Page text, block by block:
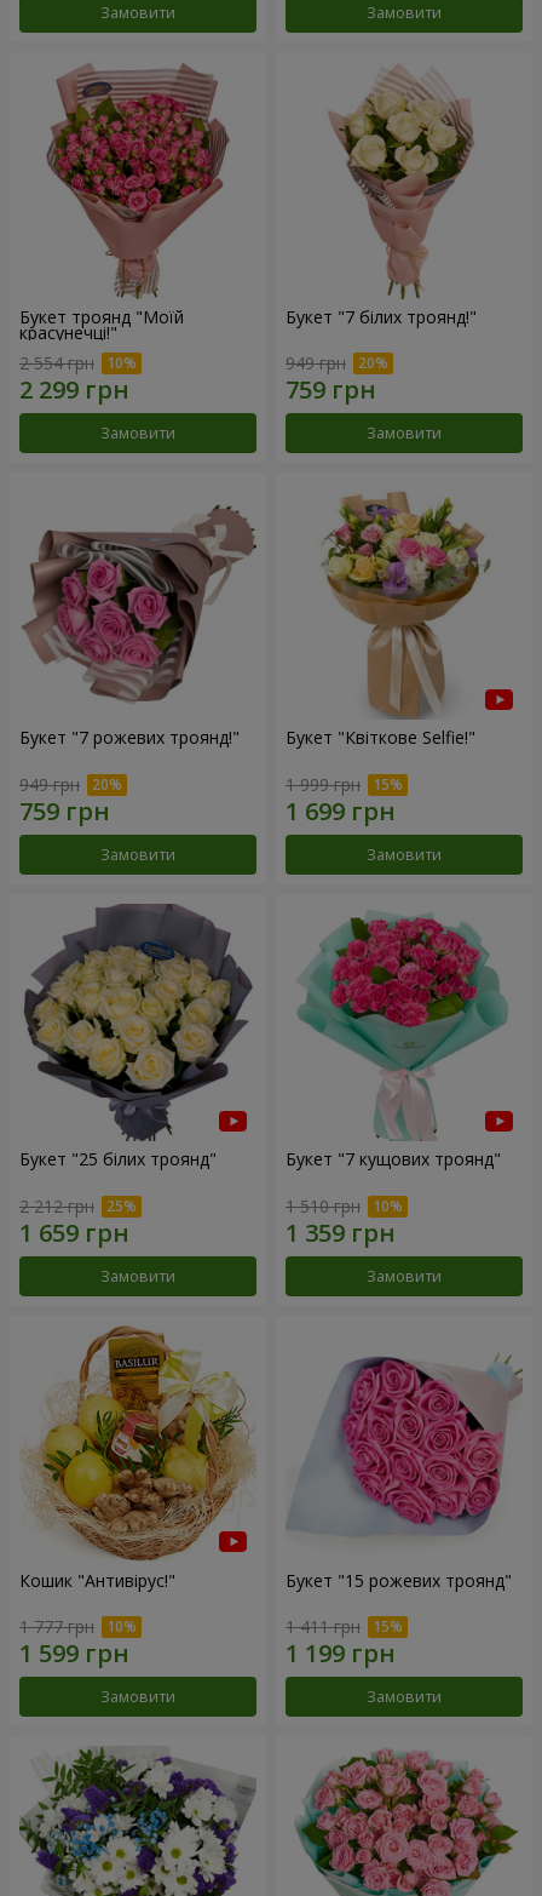
Замовити Замовити
Букет троянд "Моїй
красунечці!"
2 554 грн
Замовити
Букет "7 білих троянд!"
949 грн
Замовити
Букет "7 рожевих троянд!"
949 грн
Замовити
Букет "Квіткове Selfie!"
1 999 грн
Замовити
Букет "25 білих троянд"
2 212 грн
Замовити
Букет "7 кущових троянд"
1 510 грн
Замовити
Кошик "Антивірус!"
1 777 грн
Замовити
Букет "15 рожевих троянд"
1 411 грн
Замовити